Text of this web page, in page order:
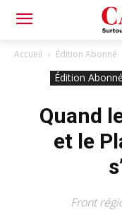
Accueil Édition Abonné
Édition Abonné
Quand
et le
Front